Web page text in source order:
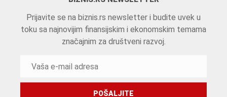
Prijavite se na biznis.rs newsletter i budite uvek u
toku sa najnovijim finansijskim i ekonomskim temama
značajnim za društveni razvoj.